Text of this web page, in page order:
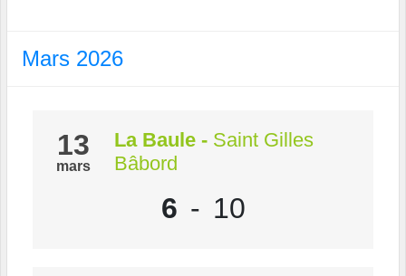
Mars 2026
13
mars
La Baule - Saint Gilles
Bâbord
6 - 10